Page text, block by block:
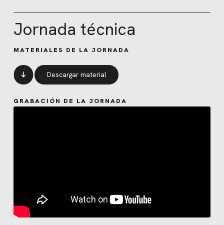
Jornada técnica
MATERIALES DE LA JORNADA
Descargar material
GRABACIÓN DE LA JORNADA